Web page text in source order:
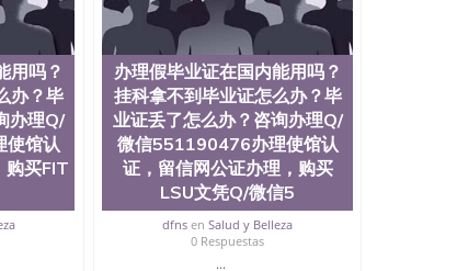
用吗？
办？毕
办理Q/
馆认
购买FIT
办理假毕业证在国内能用吗？
挂科拿不到毕业证怎么办？毕
业证丢了怎么办？咨询办理Q/
微信551190476办理使馆认
证，留信网公证办理，购买
LSU文凭Q/微信5
dfns enSalud y Belleza
0 Respuestas
...